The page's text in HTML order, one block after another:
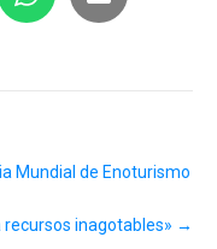
Mundial de Enoturismo
recursos inagotables» →